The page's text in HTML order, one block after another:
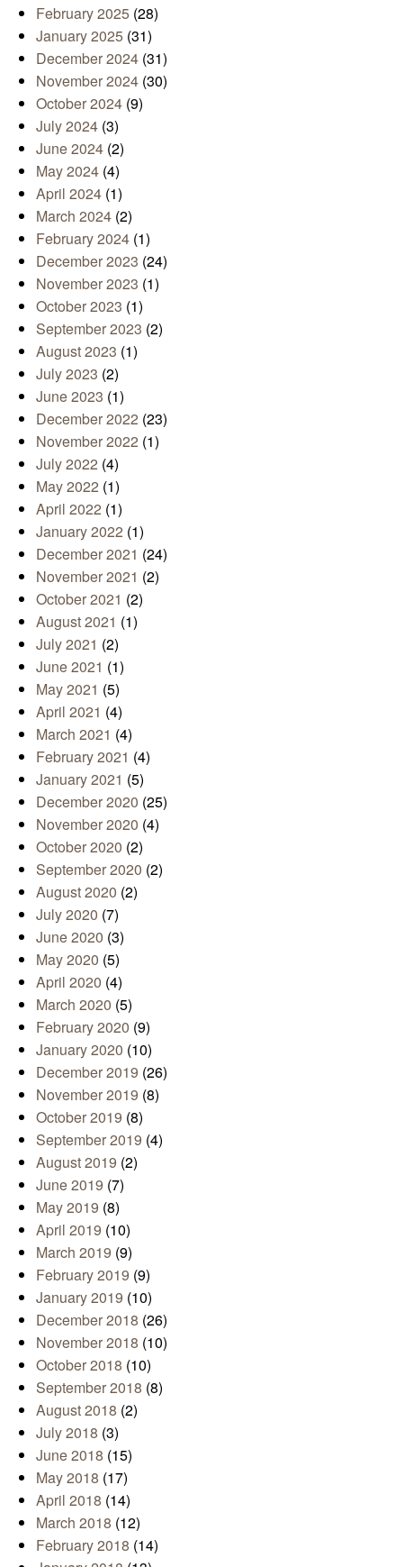
February 2025 (28)
January 2025 (31)
December 2024 (31)
November 2024 (30)
October 2024 (9)
July 2024 (3)
June 2024 (2)
May 2024 (4)
April 2024 (1)
March 2024 (2)
February 2024 (1)
December 2023 (24)
November 2023 (1)
October 2023 (1)
September 2023 (2)
August 2023 (1)
July 2023 (2)
June 2023 (1)
December 2022 (23)
November 2022 (1)
July 2022 (4)
May 2022 (1)
April 2022 (1)
January 2022 (1)
December 2021 (24)
November 2021 (2)
October 2021 (2)
August 2021 (1)
July 2021 (2)
June 2021 (1)
May 2021 (5)
April 2021 (4)
March 2021 (4)
February 2021 (4)
January 2021 (5)
December 2020 (25)
November 2020 (4)
October 2020 (2)
September 2020 (2)
August 2020 (2)
July 2020 (7)
June 2020 (3)
May 2020 (5)
April 2020 (4)
March 2020 (5)
February 2020 (9)
January 2020 (10)
December 2019 (26)
November 2019 (8)
October 2019 (8)
September 2019 (4)
August 2019 (2)
June 2019 (7)
May 2019 (8)
April 2019 (10)
March 2019 (9)
February 2019 (9)
January 2019 (10)
December 2018 (26)
November 2018 (10)
October 2018 (10)
September 2018 (8)
August 2018 (2)
July 2018 (3)
June 2018 (15)
May 2018 (17)
April 2018 (14)
March 2018 (12)
February 2018 (14)